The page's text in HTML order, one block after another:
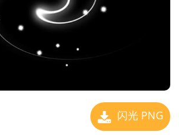
闪光 PNG